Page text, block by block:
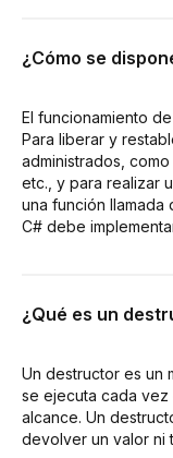
¿Cómo se
El funcionamiento
Para liberar y
administrados,
etc., y para realizar
una función
C# debe
¿Qué es un
Un destructor es un
se ejecuta cada
alcance. Un
devolver un valor ni